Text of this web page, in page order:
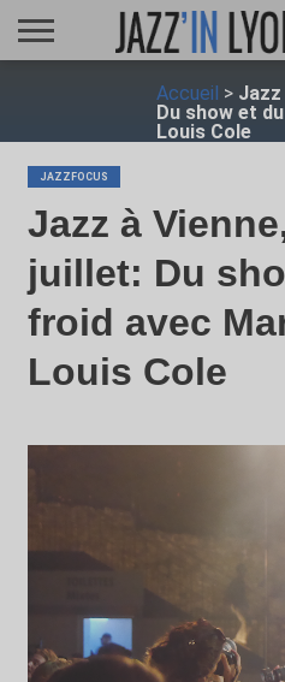
Accueil > Jazz
Du show et
Louis Cole
JAZZFOCUS
Jazz à
juillet: Du
froid avec
Louis Cole